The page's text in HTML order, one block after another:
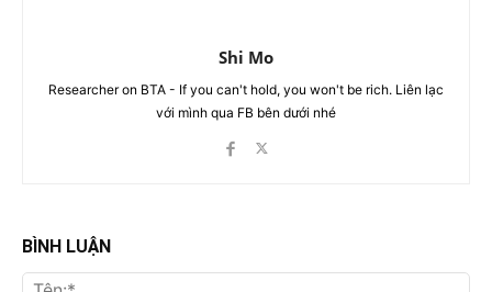
Shi Mo
Researcher on BTA - If you can't hold, you won't be rich. Liên lạc
với mình qua FB bên dưới nhé
BÌNH LUẬN